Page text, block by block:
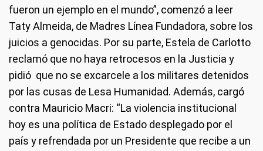
fueron un ejemplo en el mundo”, comenzó a leer
Taty Almeida, de Madres Línea Fundadora, sobre los
juicios a genocidas. Por su parte, Estela de Carlotto
reclamó que no haya retrocesos en la Justicia y
pidió que no se excarcele a los militares detenidos
por las cusas de Lesa Humanidad. Además, cargó
contra Mauricio Macri: “La violencia institucional
hoy es una política de Estado desplegado por el
país y refrendada por un Presidente que recibe a un